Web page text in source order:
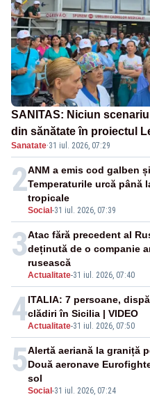
SANITAS: Niciun
din sănătate în proiectul
Sanatate·31 iul. 2026, 07:29
2
Social -31 iul. 2026, 07:39
ANM a emis cod galben
Temperaturile urcă până
tropicale
3
Actualitate-31 iul. 2026, 07:40
Atac fără precedent al
deținută de o companie
rusească
4Actualitate-31 iul. 2026, 07:50
ITALIA: 7 persoane,
clădiri în Sicilia | VIDEO
5
Social -31 iul. 2026, 07:24
Alertă aeriană la graniță
Două aeronave
sol